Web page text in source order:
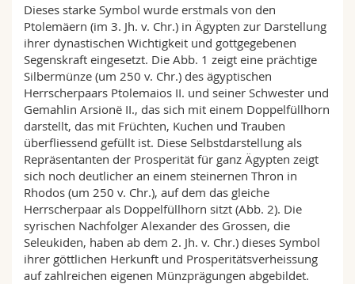
Dieses starke Symbol wurde erstmals von den
Ptolemäern (im 3. Jh. v. Chr.) in Ägypten zur Darstellung
ihrer dynastischen Wichtigkeit und gottgegebenen
Segenskraft eingesetzt. Die Abb. 1 zeigt eine prächtige
Silbermünze (um 250 v. Chr.) des ägyptischen
Herrscherpaars Ptolemaios II. und seiner Schwester und
Gemahlin Arsionë II., das sich mit einem Doppelfüllhorn
darstellt, das mit Früchten, Kuchen und Trauben
überfliessend gefüllt ist. Diese Selbstdarstellung als
Repräsentanten der Prosperität für ganz Ägypten zeigt
sich noch deutlicher an einem steinernen Thron in
Rhodos (um 250 v. Chr.), auf dem das gleiche
Herrscherpaar als Doppelfüllhorn sitzt (Abb. 2). Die
syrischen Nachfolger Alexander des Grossen, die
Seleukiden, haben ab dem 2. Jh. v. Chr.) dieses Symbol
ihrer göttlichen Herkunft und Prosperitätsverheissung
auf zahlreichen eigenen Münzprägungen abgebildet.